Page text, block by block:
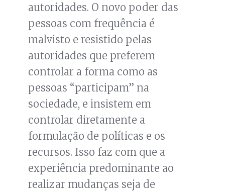
autoridades. O novo poder das
pessoas com frequência é
malvisto e resistido pelas
autoridades que preferem
controlar a forma como as
pessoas “participam” na
sociedade, e insistem em
controlar diretamente a
formulação de políticas e os
recursos. Isso faz com que a
experiência predominante ao
realizar mudanças seja de